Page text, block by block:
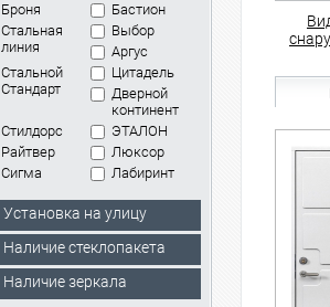
Броня
Бастион
Стальная
линия
Выбор
Аргус
Стальной
Стандарт
Цитадель
Дверной
континент
Стилдорс
ЭТАЛОН
Райтвер
Люксор
Сигма
Лабиринт
Установка на улицу
Наличие стеклопакета
Наличие зеркала